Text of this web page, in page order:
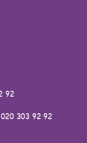
92
303 92 92